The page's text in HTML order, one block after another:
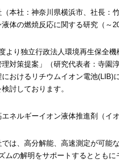
本社：神奈川県横浜市、社長
体の燃焼反応に関する研究（～
より独立行政法人環境再生保全
対策提案」（研究代表者：寺
おけるリチウムイオン電池
討しております。
ネルギーイオン液体推進剤（
は、高分解能、高速測定が可能
ムの解明をサポートするととも